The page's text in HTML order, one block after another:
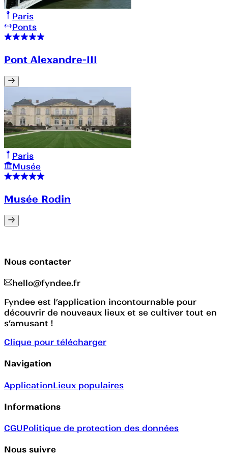
Paris
Ponts
Pont Alexandre-III
Paris
Musée
Musée Rodin
Nous contacter
hello@fyndee.fr
Fyndee est l’application incontournable pour
découvrir de nouveaux lieux et se cultiver tout en
s’amusant !
Clique pour télécharger
Navigation
ApplicationLieux populaires
Informations
CGUPolitique de protection des données
Nous suivre